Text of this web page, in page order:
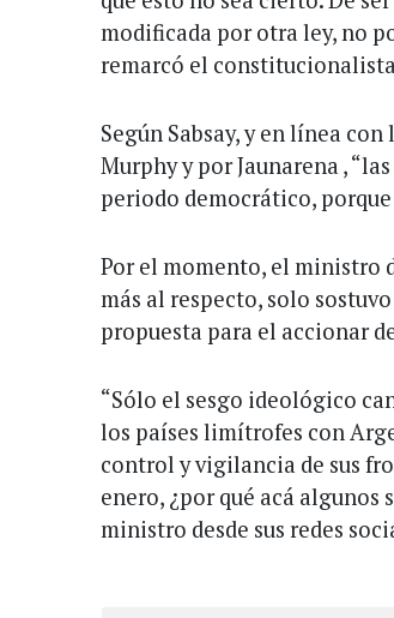
modificada por otra ley, no
remarcó el
Según Sabsay, y en línea
Murphy y por Jaunarena ,
periodo democrático,
Por el momento, el ministro
más al respecto, solo
propuesta para el accionar
“Sólo el sesgo ideológico
los países limítrofes con
control y vigilancia de sus
enero, ¿por qué acá algunos
ministro desde sus redes